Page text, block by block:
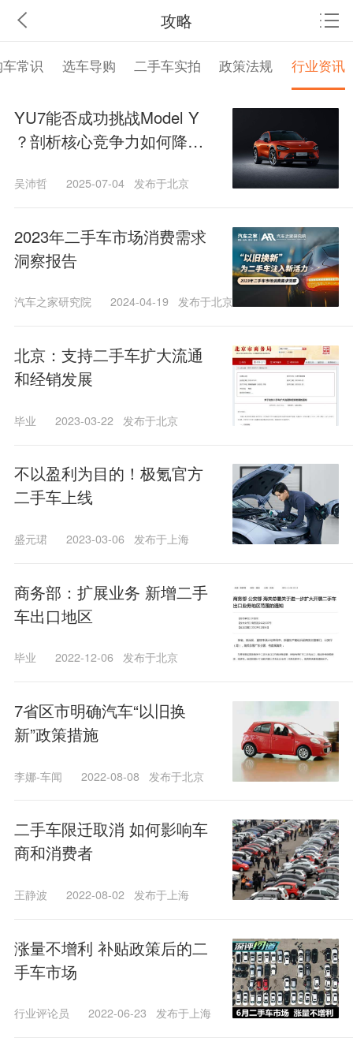
攻略
常识 选车导购 二手车实拍 政策法规 行业资讯
YU7能否成功挑战Model Y
？剖析核心竞争力如何降维
吴沛哲 2025-07-04 发布于北京
2023年二手车市场消费需求
洞察报告
汽车之家研究院 2024-04-19 发布于北京
北京：支持二手车扩大流通
和经销发展
毕业 2023-03-22 发布于北京
不以盈利为目的！极氪官方
二手车上线
盛元珺 2023-03-06 发布于上海
商务部：扩展业务 新增二手
车出口地区
毕业 2022-12-06 发布于北京
7省区市明确汽车“以旧换
新”政策措施
李娜-车闻 2022-08-08 发布于北京
二手车限迁取消 如何影响车
商和消费者
王静波 2022-08-02 发布于上海
涨量不增利 补贴政策后的二
手车市场
行业评论员 2022-06-23 发布于上海